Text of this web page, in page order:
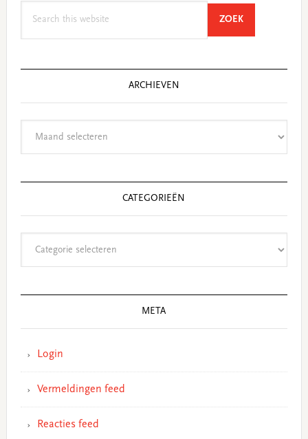
ZOEKSEARCH
ARCHIEVEN
CATEGORIEËN
META
Login
Vermeldingen feed
Reacties feed